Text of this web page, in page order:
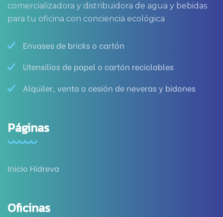
comercializadora y distribuidora de agua y bebidas
para tu oficina con conciencia ecológica
Envases de bricks o cartón
Utensilios de papel o cartón reciclables
Alquiler, venta o cesión de neveras y bidones
Páginas
Inicio Hidreva
Oficinas